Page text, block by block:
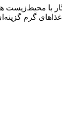
با
غذاهای گرم